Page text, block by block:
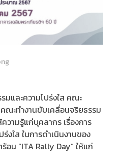
และความโปร่งใส คณะ
ณะทำงานขับเคลื่อนจริยธรรม
วามรู้แก่บุคลากร เรื่องการ
งใส ในการดำเนินงานของ
อน “ITA Rally Day” ให้แก่